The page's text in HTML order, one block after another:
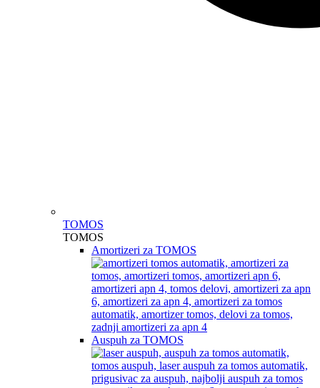
TOMOS
TOMOS
Amortizeri za TOMOS
Auspuh za TOMOS